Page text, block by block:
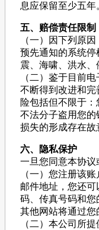
息应保留至少五年
五、赔偿责任限制
（一）因下列原
预先通知的系统
震、海啸、洪水
（二）鉴于目前
不断得到改进和
险包括但不限于
不法分子盗用您
损失的形成存在
六、隐私保护
一旦您同意本协
（一）您注册该
邮件地址，您还
码、传真号码和
其他网站将通过
（二）本公司所